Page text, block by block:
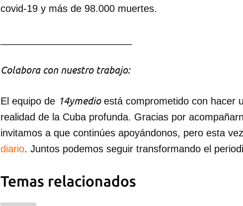
covid-19 y más de 98.000 muertes.
Colabora con nuestro trabajo:
El equipo de 14ymedioestá comprometido con hacer
realidad de la Cuba profunda. Gracias por
invitamos a que continúes apoyándonos, pero esta vez
diario. Juntos podemos seguir transformando el
Temas relacionados